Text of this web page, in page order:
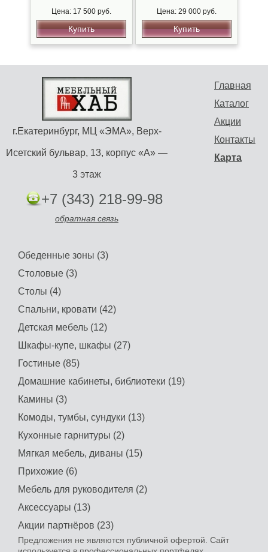
Цена: 17 500 руб.
Купить
Цена: 29 000 руб.
Купить
Главная
Каталог
Акции
Контакты
Карта
г.Екатеринбург, МЦ «ЭМА», Верх-
Исетский бульвар, 13, корпус «А» —
3 этаж
+7 (343) 218-99-98
обратная связь
Обеденные зоны (3)
Столовые (3)
Столы (4)
Спальни, кровати (42)
Детская мебель (12)
Шкафы-купе, шкафы (27)
Гостиные (85)
Домашние кабинеты, библиотеки (19)
Камины (3)
Комоды, тумбы, сундуки (13)
Кухонные гарнитуры (2)
Мягкая мебель, диваны (15)
Прихожие (6)
Мебель для руководителя (2)
Аксессуары (13)
Акции партнёров (23)
Предложения не являются публичной офертой. Сайт